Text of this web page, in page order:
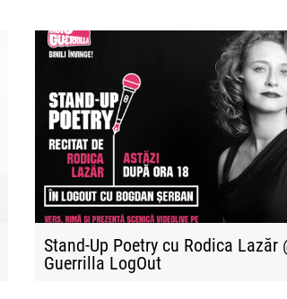
Stand-Up Poetry cu Rodica Lazăr
Guerrilla LogOut